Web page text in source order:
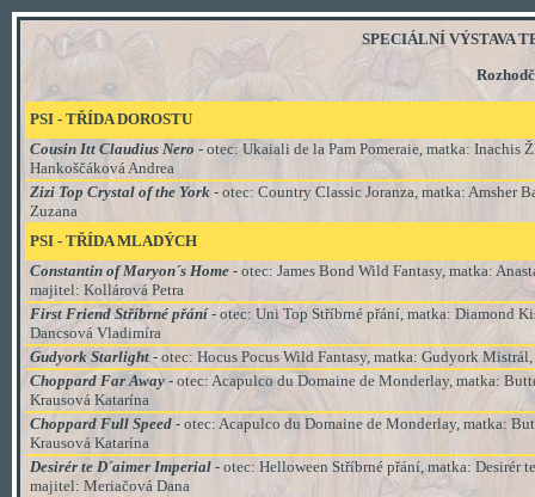
SPECIÁLNÍ VÝSTAVA
PSI - TŘÍDA DOROSTU
Cousin Itt Claudius Nero - otec: Ukaiali de la Pam Pomeraie, matka: Inachis
Hankoščáková Andrea
Zizi Top Crystal of the York - otec: Country Classic Joranza, matka: Amsher
Zuzana
PSI - TŘÍDA MLADÝCH
Constantin of Maryon´s Home - otec: James Bond Wild Fantasy, matka:
majitel: Kollárová Petra
First Friend Stříbrné přání- otec: Uni Top Stříbrné přání, matka: Diamond
Dancsová Vladimíra
Gudyork Starlight - otec: Hocus Pocus Wild Fantasy, matka: Gudyork Mistrál
Choppard Far Away - otec: Acapulco du Domaine de Monderlay, matka:
Krausová Katarína
Choppard Full Speed - otec: Acapulco du Domaine de Monderlay, matka:
Krausová Katarína
Desirér te D´aimer Imperial - otec: Helloween Stříbrné přání, matka: Desirér
majitel: Meriačová Dana